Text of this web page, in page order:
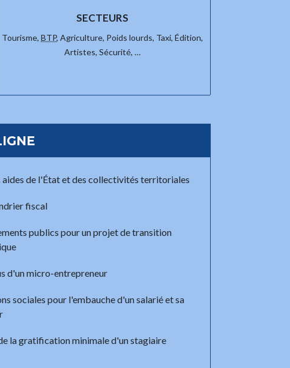
SECTEURS
Tourisme,BTP,Agriculture, Poids lourds, Taxi,Édition,
Artistes,Sécurité, …
aides de l'État et des collectivités territoriales
fiscal
publics pour un projet de transition
d'un micro-entrepreneur
sociales pour l'embauche d'un salarié et sa
la gratification minimale d'un stagiaire